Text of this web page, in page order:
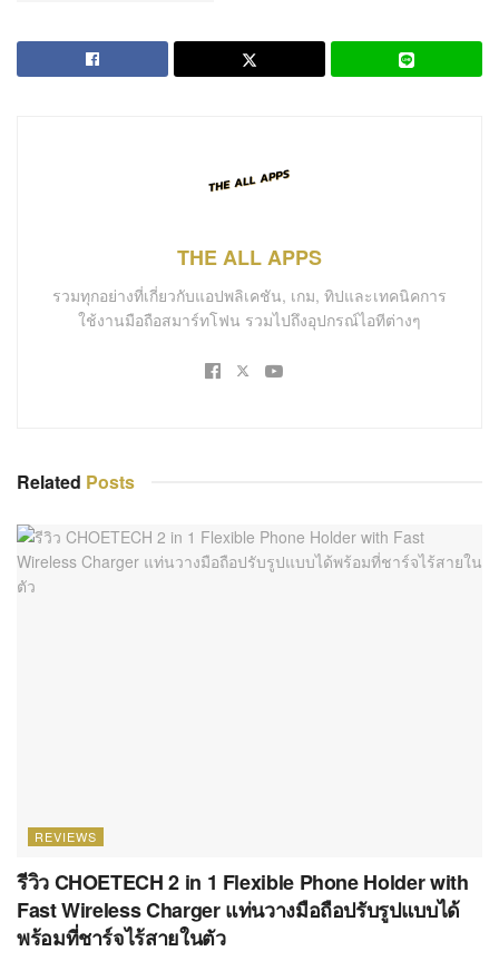
THE ALL APPS
รวมทุกอย่างที่เกี่ยวกับแอปพลิเคชัน, เกม, ทิปและเทคนิคการ
ใช้งานมือถือสมาร์ทโฟน รวมไปถึงอุปกรณ์ไอทีต่างๆ
Related Posts
REVIEWS
รีวิว CHOETECH 2 in 1 Flexible Phone Holder with
Fast Wireless Charger แท่นวางมือถือปรับรูปแบบได้
พร้อมที่ชาร์จไร้สายในตัว